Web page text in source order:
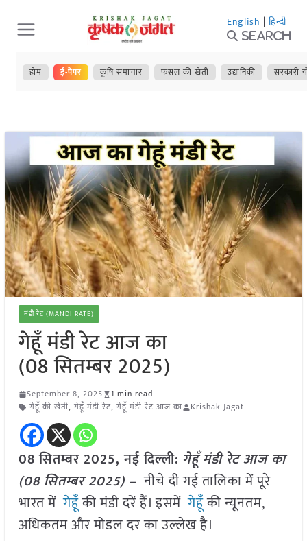
Skip
to
content
English | हिन्दी
Search
होम ई-पेपर कृषि समाचार फसल की खेती उद्यानिकी सरकारी
मंडी रेट (MANDI RATE)
गेहूँ मंडी रेट आज का
(08 सितम्बर 2025)
September 8, 2025
1 min read
गेहूँ की खेती, गेहूँ मंडी रेट, गेहूँ मंडी रेट आज का Krishak Jagat
08 सितम्बर 2025, नई दिल्ली: गेहूँ मंडी रेट आज का
(08 सितम्बर 2025) – नीचे दी गई तालिका में पूरे
भारत में गेहूँकी मंडी दरें हैं। इसमें गेहूँकी न्यूनतम,
अधिकतम और मोडल दर का उल्लेख है।